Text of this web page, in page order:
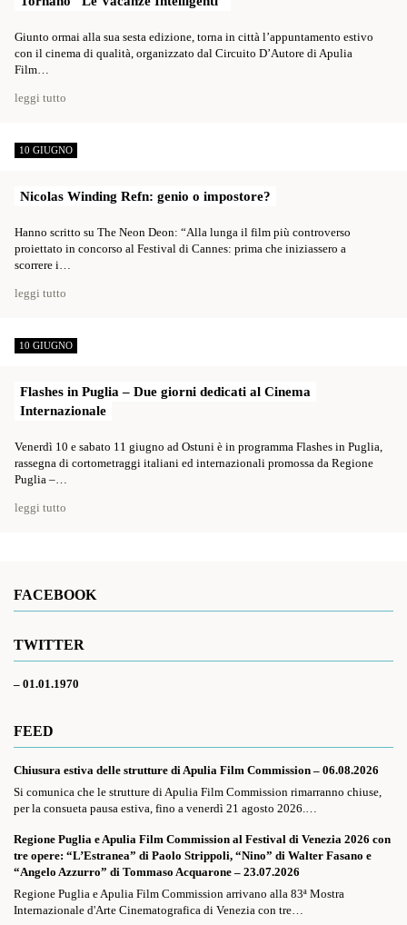
Giunto ormai alla sua sesta edizione, torna in città l’appuntamento estivo
con il cinema di qualità, organizzato dal Circuito D’Autore di Apulia
Film…
leggi tutto
10 GIUGNO
Nicolas Winding Refn: genio o impostore?
Hanno scritto su The Neon Deon: “Alla lunga il film più controverso
proiettato in concorso al Festival di Cannes: prima che iniziassero a
scorrere i…
leggi tutto
10 GIUGNO
Flashes in Puglia – Due giorni dedicati al Cinema
Internazionale
Venerdì 10 e sabato 11 giugno ad Ostuni è in programma Flashes in Puglia,
rassegna di cortometraggi italiani ed internazionali promossa da Regione
Puglia –…
leggi tutto
FACEBOOK
TWITTER
– 01.01.1970
FEED
Chiusura estiva delle strutture di Apulia Film Commission – 06.08.2026
Si comunica che le strutture di Apulia Film Commission rimarranno chiuse,
per la consueta pausa estiva, fino a venerdì 21 agosto 2026.…
Regione Puglia e Apulia Film Commission al Festival di Venezia 2026 con
tre opere: “L’Estranea” di Paolo Strippoli, “Nino” di Walter Fasano e
“Angelo Azzurro” di Tommaso Acquarone – 23.07.2026
Regione Puglia e Apulia Film Commission arrivano alla 83ª Mostra
Internazionale d'Arte Cinematografica di Venezia con tre…